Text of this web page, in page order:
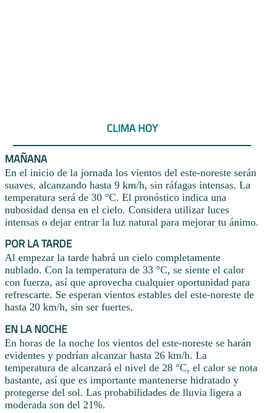
CLIMA HOY
MAÑANA
En el inicio de la jornada los vientos del este-noreste serán
suaves, alcanzando hasta 9 km/h, sin ráfagas intensas. La
temperatura será de 30 °C. El pronóstico indica una
nubosidad densa en el cielo. Considera utilizar luces
intensas o dejar entrar la luz natural para mejorar tu ánimo.
POR LA TARDE
Al empezar la tarde habrá un cielo completamente
nublado. Con la temperatura de 33 °C, se siente el calor
con fuerza, así que aprovecha cualquier oportunidad para
refrescarte. Se esperan vientos estables del este-noreste de
hasta 20 km/h, sin ser fuertes.
EN LA NOCHE
En horas de la noche los vientos del este-noreste se harán
evidentes y podrían alcanzar hasta 26 km/h. La
temperatura de alcanzará el nivel de 28 °C, el calor se nota
bastante, así que es importante mantenerse hidratado y
protegerse del sol. Las probabilidades de lluvia ligera a
moderada son del 21%.